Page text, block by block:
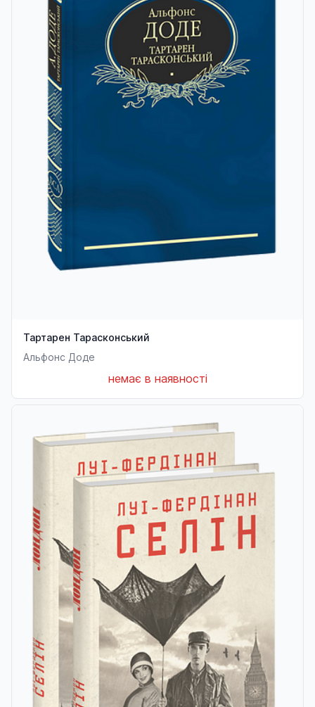
Тартарен Тарасконський
Альфонс Доде
немає в наявності